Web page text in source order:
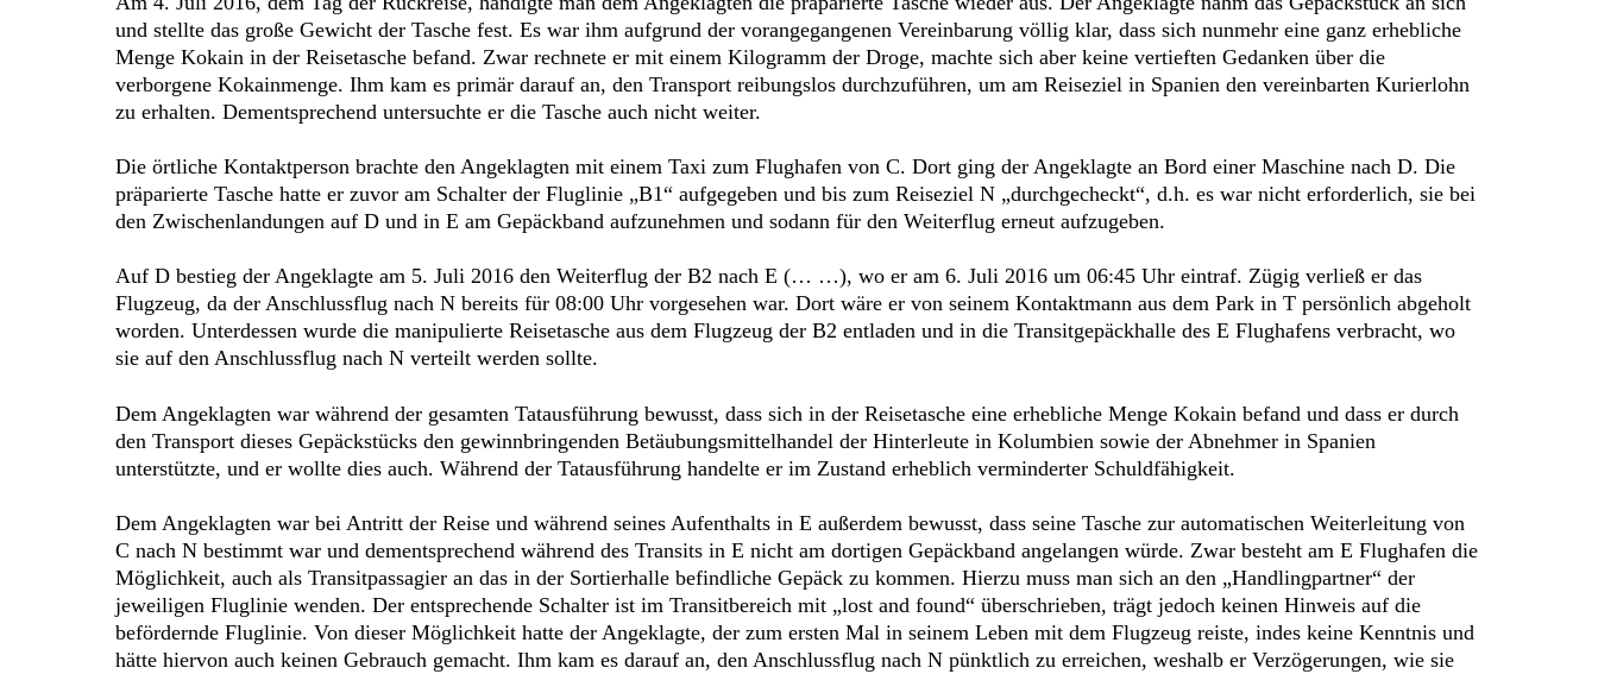
und stellte das große Gewicht der Tasche fest. Es war ihm aufgrund der vorangegangenen Vereinbarung völlig klar, dass sich nunmehr eine ganz erhebliche
Menge Kokain in der Reisetasche befand. Zwar rechnete er mit einem Kilogramm der Droge, machte sich aber keine vertieften Gedanken über die
verborgene Kokainmenge. Ihm kam es primär darauf an, den Transport reibungslos durchzuführen, um am Reiseziel in Spanien den vereinbarten Kurierlohn
zu erhalten. Dementsprechend untersuchte er die Tasche auch nicht weiter.
Die örtliche Kontaktperson brachte den Angeklagten mit einem Taxi zum Flughafen von C. Dort ging der Angeklagte an Bord einer Maschine nach D. Die
präparierte Tasche hatte er zuvor am Schalter der Fluglinie „B1“ aufgegeben und bis zum Reiseziel N „durchgecheckt“, d.h. es war nicht erforderlich, sie bei
den Zwischenlandungen auf D und in E am Gepäckband aufzunehmen und sodann für den Weiterflug erneut aufzugeben.
Auf D bestieg der Angeklagte am 5. Juli 2016 den Weiterflug der B2 nach E (… …), wo er am 6. Juli 2016 um 06:45 Uhr eintraf. Zügig verließ er das
Flugzeug, da der Anschlussflug nach N bereits für 08:00 Uhr vorgesehen war. Dort wäre er von seinem Kontaktmann aus dem Park in T persönlich abgeholt
worden. Unterdessen wurde die manipulierte Reisetasche aus dem Flugzeug der B2 entladen und in die Transitgepäckhalle des E Flughafens verbracht, wo
sie auf den Anschlussflug nach N verteilt werden sollte.
Dem Angeklagten war während der gesamten Tatausführung bewusst, dass sich in der Reisetasche eine erhebliche Menge Kokain befand und dass er durch
den Transport dieses Gepäckstücks den gewinnbringenden Betäubungsmittelhandel der Hinterleute in Kolumbien sowie der Abnehmer in Spanien
unterstützte, und er wollte dies auch. Während der Tatausführung handelte er im Zustand erheblich verminderter Schuldfähigkeit.
Dem Angeklagten war bei Antritt der Reise und während seines Aufenthalts in E außerdem bewusst, dass seine Tasche zur automatischen Weiterleitung von
C nach N bestimmt war und dementsprechend während des Transits in E nicht am dortigen Gepäckband angelangen würde. Zwar besteht am E Flughafen die
Möglichkeit, auch als Transitpassagier an das in der Sortierhalle befindliche Gepäck zu kommen. Hierzu muss man sich an den „Handlingpartner“ der
jeweiligen Fluglinie wenden. Der entsprechende Schalter ist im Transitbereich mit „lost and found“ überschrieben, trägt jedoch keinen Hinweis auf die
befördernde Fluglinie. Von dieser Möglichkeit hatte der Angeklagte, der zum ersten Mal in seinem Leben mit dem Flugzeug reiste, indes keine Kenntnis und
hätte hiervon auch keinen Gebrauch gemacht. Ihm kam es darauf an, den Anschlussflug nach N pünktlich zu erreichen, weshalb er Verzögerungen, wie sie